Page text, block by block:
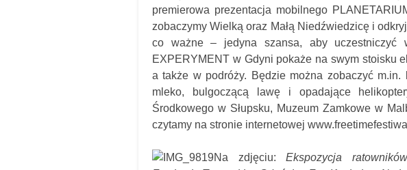
premierowa prezentacja mobilnego
zobaczymy Wielką oraz Małą Niedźwiedzicę i
co ważne – jedyna szansa, aby uczestniczyć
EXPERYMENT w Gdyni pokaże na swym stoisku
a także w podróży. Będzie można zobaczyć m.in.
mleko, bulgoczącą lawę i opadające
Środkowego w Słupsku, Muzeum Zamkowe w
czytamy na stronie internetowej
Na zdjęciu: Ekspozycja